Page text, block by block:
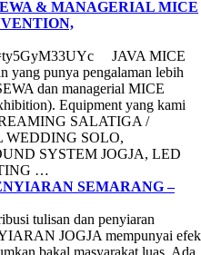
& MANAGERIAL MICE
JAVA MICE
yang punya pengalaman lebih
dan managerial MICE
Equipment yang kami
SALATIGA /
WEDDING SOLO,
SYSTEM JOGJA, LED
…
SEMARANG –
tulisan dan penyiaran
JOGJA mempunyai efek
bakal masyarakat luas. Ada